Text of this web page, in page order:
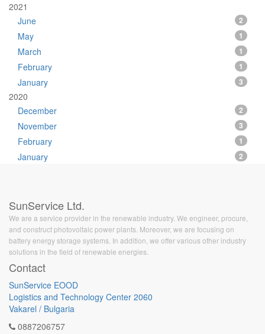
2021
June
2
May 1
March 1
February 1
January 3
2020
December
2
November 3
February 1
January 2
SunService Ltd.
We are a service provider in the renewable industry. We engineer, procure,
and construct photovoltaic power plants. Moreover, we are focusing on
battery energy storage systems. In addition, we offer various other industry
solutions in the field of renewable energies.
Contact
SunService EOOD
Logistics and Technology Center 2060
Vakarel / Bulgaria
0887206757